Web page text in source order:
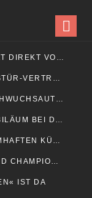
ZAHNÄRZTLICHE VERSORGUNG FINDET DIREKT VOR ORT STATT
BVB WARNEN VOR UNSERIÖSEN HAUSTÜR-VERTRETERN
SCHREIBWERKSTATT FÜR JUNGE NACHWUCHSAUTOREN
JÖRG MENGEDOHT FEIERT DIENSTJUBILÄUM BEI DEN BVB
BLOMBERGER SONGFESTIVAL MIT NAMHAFTEN KÜNSTLERN
TICKETVERKAUF FÜR BUNDESLIGA UND CHAMPIONS LEAGUE STARTET
IST DA